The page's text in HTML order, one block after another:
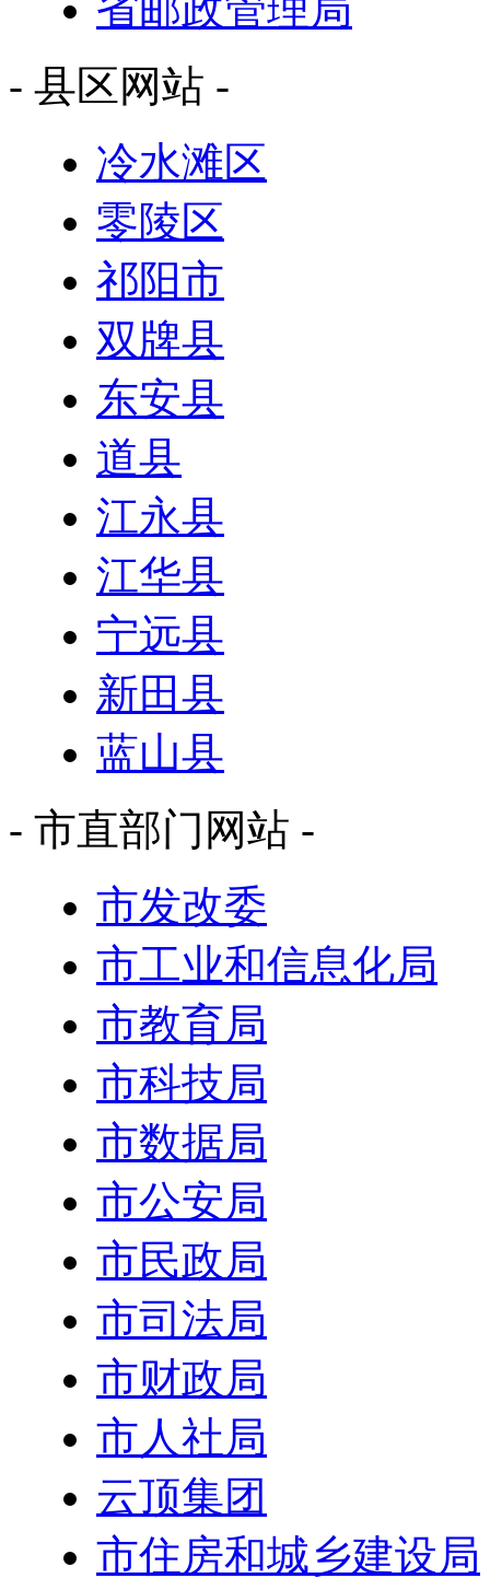
省邮政管理局
- 县区网站 -
冷水滩区
零陵区
祁阳市
双牌县
东安县
道县
江永县
江华县
宁远县
新田县
蓝山县
- 市直部门网站 -
市发改委
市工业和信息化局
市教育局
市科技局
市数据局
市公安局
市民政局
市司法局
市财政局
市人社局
云顶集团
市住房和城乡建设局